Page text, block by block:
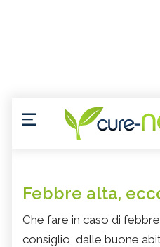
Febbre alta,
Che fare in caso di
consiglio, dalle buone